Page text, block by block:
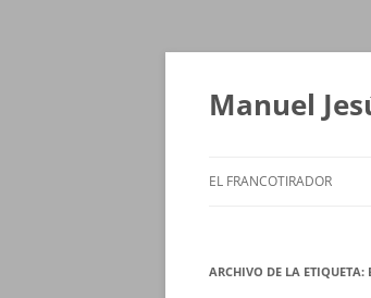
Saltar
Manuel
EL FRANCOTIRADOR
ARCHIVO DE LA ETIQUETA: